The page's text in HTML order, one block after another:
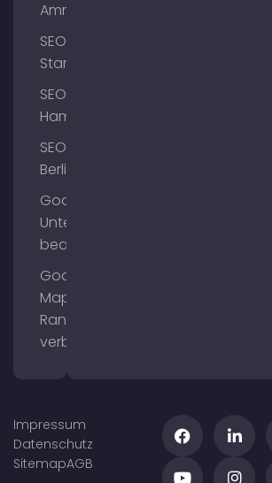
Ammersee
SEO
Starnberg
SEO
Hamburg
SEO
Berlin
Google
Unternehmensprofil
bearbeiten
Google
Maps
Ranking
verbessern
Impressum
Datenschutz
SitemapAGB